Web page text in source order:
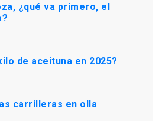
¿qué va primero, el
de aceituna en 2025?
carrilleras en olla